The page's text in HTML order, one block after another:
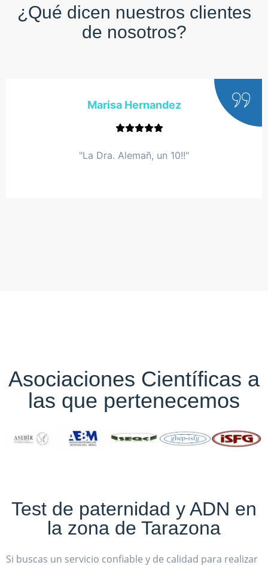
¿Qué dicen nuestros clientes
de nosotros?
Marisa Hernandez
"La Dra. Alemañ, un 10!!"
Asociaciones Científicas a
las que pertenecemos
Test de paternidad y ADN en
la zona de Tarazona
Si buscas un servicio confiable y de calidad para realizar